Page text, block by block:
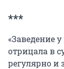
***
«Заведение
отрицала в
регулярно и